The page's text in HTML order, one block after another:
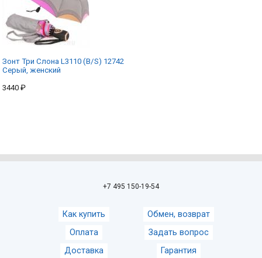
Зонт Три Слона L3110 (B/S) 12742
Серый, женский
3440 ₽
+7 495 150-19-54
Как купить
Оплата
Доставка
Обмен, возврат
Задать вопрос
Гарантия